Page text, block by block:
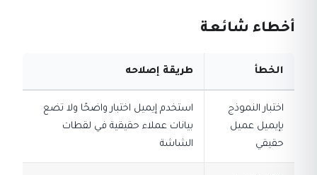
أخطاء شائعة
الخطأ طريقة إصلاحه
اختبار النموذج
بإيميل عميل
حقيقي
استخدم إيميل اختبار واضحًا ولا تضع
بيانات عملاء حقيقية في لقطات
الشاشة